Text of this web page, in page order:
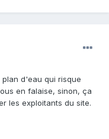
d'eau qui risque
en falaise, sinon, ça
les exploitants du site.